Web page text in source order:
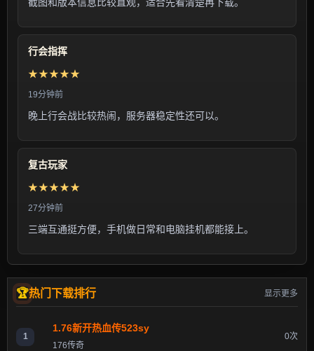
行会指挥
★★★★★
19分钟前
晚上行会战比较热闹，服务器稳定性还可以。
复古玩家
★★★★★
27分钟前
三端互通挺方便，手机做日常和电脑挂机都能接上。
热门下载排行 显示更多
1
1.76新开热血传523sy
176传奇
0次